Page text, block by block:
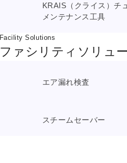
KRAIS（クライス）チ
メンテナンス工具
Facility Solutions
ファシリティソリュ
エア漏れ検査
スチームセーバー